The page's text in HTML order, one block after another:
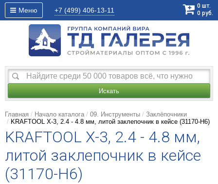
Меню +7 (499) 406-13-11
0 шт.
0 руб.
Искать
Главная Начало каталога 09. Инструменты
Заклёпочники
KRAFTOOL X-3, 2.4 - 4.8 мм, литой заклепочник в кейсе (31170-H6)
KRAFTOOL X-3, 2.4 - 4.8 мм,
литой заклепочник в кейсе
(31170-H6)